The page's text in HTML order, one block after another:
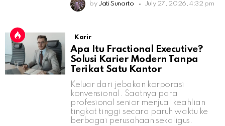
by Jati Sunarto July 27, 2026, 4:32 pm
Karir
Apa Itu Fractional Executive?
Solusi Karier Modern Tanpa
Terikat Satu Kantor
Keluar dari jebakan korporasi
konvensional. Saatnya para
profesional senior menjual keahlian
tingkat tinggi secara paruh waktu ke
berbagai perusahaan sekaligus.